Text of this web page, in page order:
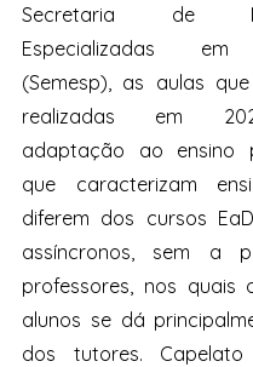
Secretaria de
Especializadas em
(Semesp), as aulas
realizadas em
adaptação ao ensino
que caracterizam
diferem dos cursos
assíncronos, sem a
professores, nos quais
alunos se dá
dos tutores.